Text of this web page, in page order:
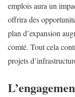
emplois aura un
offrira des
plan d’expansion
comté. Tout cela
projets